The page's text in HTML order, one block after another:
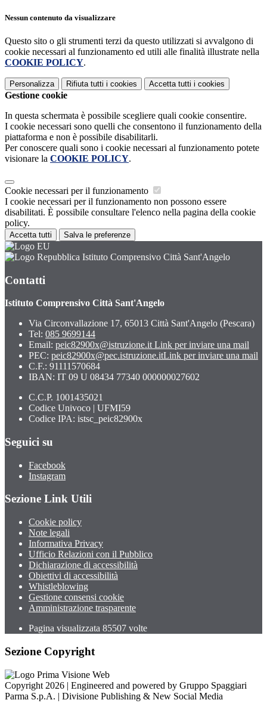
Nessun contenuto da visualizzare
Questo sito o gli strumenti terzi da questo utilizzati si avvalgono di
cookie necessari al funzionamento ed utili alle finalità illustrate nella
COOKIE POLICY.
Personalizza Rifiuta tutti i cookies Accetta tutti i cookies
Gestione cookie
In questa schermata è possibile scegliere quali cookie consentire.
I cookie necessari sono quelli che consentono il funzionamento della
piattaforma e non è possibile disabilitarli.
Per conoscere quali sono i cookie necessari al funzionamento potete
visionare la COOKIE POLICY.
Cookie necessari per il funzionamento
I cookie necessari per il funzionamento non possono essere
disabilitati. È possibile consultare l'elenco nella pagina della cookie
policy.
Accetta tutti Salva le preferenze
Istituto Comprensivo Città Sant'Angelo
Contatti
Istituto Comprensivo Città Sant'Angelo
Via Circonvallazione 17, 65013 Città Sant'Angelo (Pescara)
Tel: 085 9699144
Email: peic82900x@istruzione.it Link per inviare una mail
PEC: peic82900x@pec.istruzione.itLink per inviare una mail
C.F.: 91111570684
IBAN: IT 09 U 08434 77340 000000027602
C.C.P. 1001435021
Codice Univoco | UFMI59
Codice IPA: istsc_peic82900x
Seguici su
Facebook
Instagram
Sezione Link Utili
Cookie policy
Note legali
Informativa Privacy
Ufficio Relazioni con il Pubblico
Dichiarazione di accessibilità
Obiettivi di accessibilità
Whistleblowing
Gestione consensi cookie
Amministrazione trasparente
Pagina visualizzata 85507 volte
Sezione Copyright
Copyright 2026 | Engineered and powered by Gruppo Spaggiari
Parma S.p.A. | Divisione Publishing & New Social Media